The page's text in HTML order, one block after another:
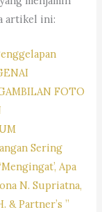
artikel ini:
FOTO
Sering
Apa
N. Supriatna,
& Partner’s ”